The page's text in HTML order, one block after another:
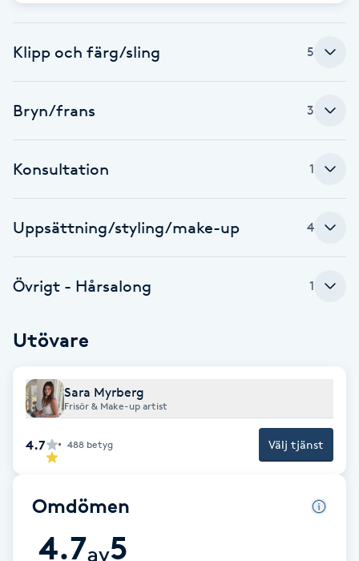
E
Enzympeeling
Extensions
Eyeliner-tatuering
F
Face framing
Fet hårbotten
Fettreducering
Fibromassage
Klipp och färg/sling 5
Bryn/frans 3
Konsultation 1
Uppsättning/styling/make-up 4
Övrigt - Hårsalong 1
Utövare
Sara Myrberg
Frisör & Make-up artist
4.7 488 betyg Välj tjänst
Omdömen
4.7av5